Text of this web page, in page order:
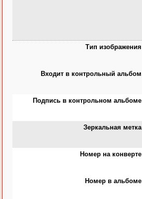
Тип изображения
Входит в контрольный альбом
Подпись в контрольном альбоме
Зеркальная метка
Номер на конверте
Номер в альбоме